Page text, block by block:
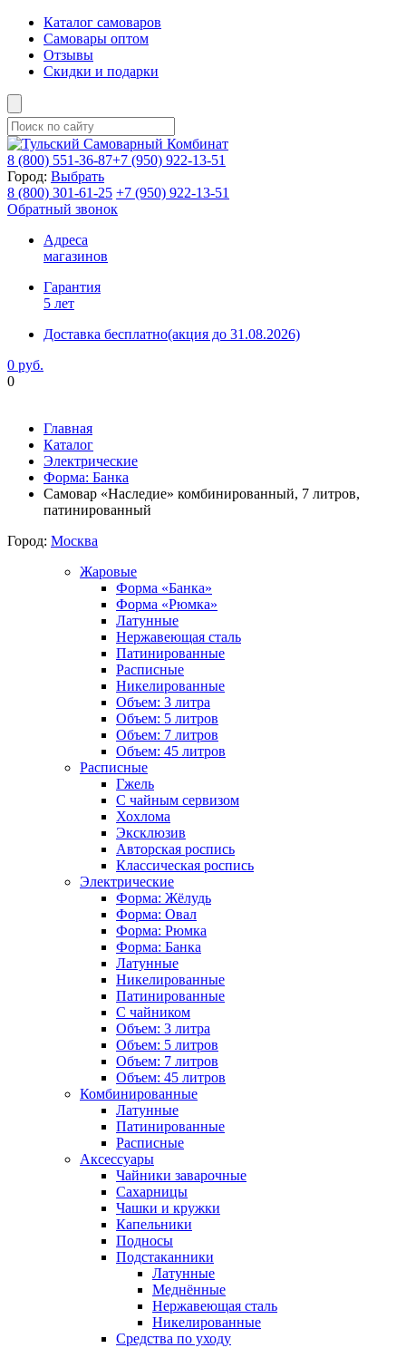
Каталог самоваров
Самовары оптом
Отзывы
Скидки и подарки
8 (800) 551-36-87+7 (950) 922-13-51
Город: Выбрать
8 (800) 301-61-25 +7 (950) 922-13-51
Обратный звонок
Адреса
магазинов
Гарантия
5 лет
Доставка бесплатно(акция до 31.08.2026)
0 руб.
0
Главная
Каталог
Электрические
Форма: Банка
Самовар «Наследие» комбинированный, 7 литров,
патинированный
Город: Москва
Жаровые
Форма «Банка»
Форма «Рюмка»
Латунные
Нержавеющая сталь
Патинированные
Расписные
Никелированные
Объем: 3 литра
Объем: 5 литров
Объем: 7 литров
Объем: 45 литров
Расписные
Гжель
С чайным сервизом
Хохлома
Эксклюзив
Авторская роспись
Классическая роспись
Электрические
Форма: Жёлудь
Форма: Овал
Форма: Рюмка
Форма: Банка
Латунные
Никелированные
Патинированные
С чайником
Объем: 3 литра
Объем: 5 литров
Объем: 7 литров
Объем: 45 литров
Комбинированные
Латунные
Патинированные
Расписные
Аксессуары
Чайники заварочные
Сахарницы
Чашки и кружки
Капельники
Подносы
Подстаканники
Латунные
Меднённые
Нержавеющая сталь
Никелированные
Средства по уходу